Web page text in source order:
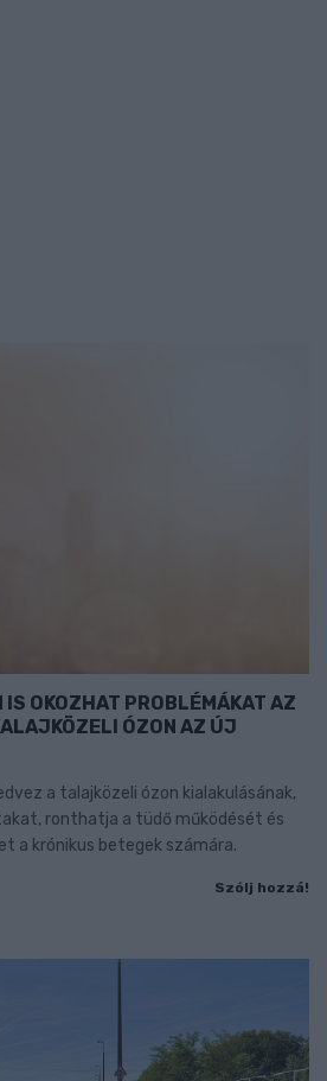
IS OKOZHAT PROBLÉMÁKAT AZ
ÓZON AZ ÚJ
a talajközeli ózon kialakulásának,
ronthatja a tüdő működését és
a krónikus betegek számára.
Szólj hozzá!